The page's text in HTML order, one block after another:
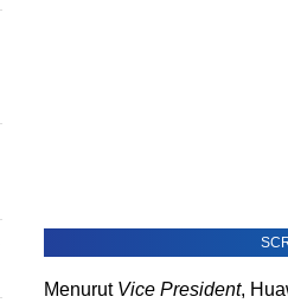
MenurutVice President,